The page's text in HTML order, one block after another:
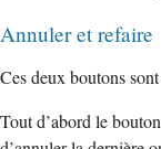
Annuler et refaire
Ces deux boutons
Tout d’abord le